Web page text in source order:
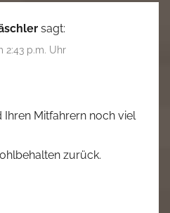
sagt:
2:43 p.m. Uhr
Ihren Mitfahrern noch viel
zurück.